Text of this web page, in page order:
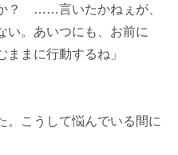
か？ ……言いたかねぇが、
い。あいつにも、お前に
まに行動するね」
こうして悩んでいる間に